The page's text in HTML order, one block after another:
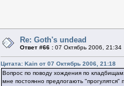
Re: Goth's undead
Ответ #66 : 07 Октябрь 2006, 21:34
Цитата: Kain от 07 Октябрь 2006, 21:18
Вопрос по поводу хождения по кладбищам:
мне постоянно предлогають